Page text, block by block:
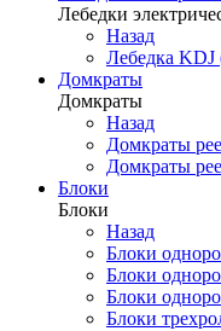
Лебедки
Назад
Лебедка KDJ
Домкраты
Домкраты
Назад
Домкраты
Домкраты
Блоки
Блоки
Назад
Блоки
Блоки
Блоки
Блоки